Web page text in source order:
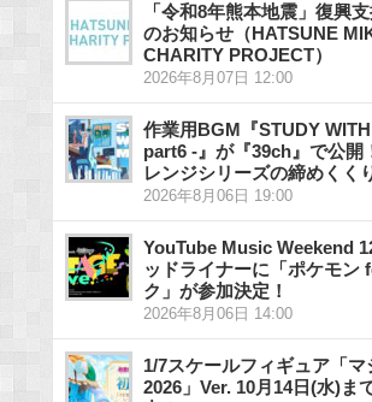
「令和8年熊本地震」復興
のお知らせ（HATSUNE
CHARITY PROJECT）
2026年8月07日 12:00
作業用BGM『STUDY
part6 -』が『39ch』で公開
レンジシリーズの締めくく
2026年8月06日 19:00
YouTube Music Weekend
ッドライナーに「ポケモン
ク」が参加決定！
2026年8月06日 14:00
1/7スケールフィギュア「マ
2026」Ver. 10月14日(水)ま